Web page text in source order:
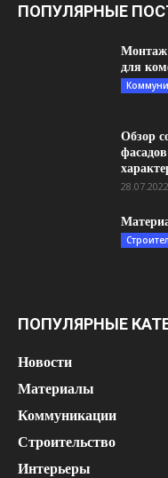
ПОПУЛЯРНЫЕ
Монтаж
для
Обзор
28.07.2022
ПОПУЛЯРНЫЕ
Новости
Материалы
Коммуникации
Строительство
Интерьеры